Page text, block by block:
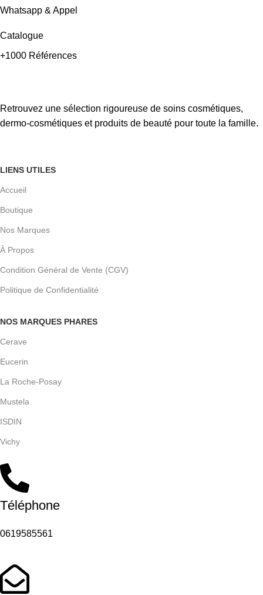
Whatsapp & Appel
Catalogue
+1000 Références
Retrouvez une sélection rigoureuse de soins cosmétiques,
dermo-cosmétiques et produits de beauté pour toute la famille.
LIENS UTILES
Accueil
Boutique
Nos Marques
À Propos
Condition Général de Vente (CGV)
Politique de Confidentialité
NOS MARQUES PHARES
Cerave
Eucerin
La Roche-Posay
Mustela
ISDIN
Vichy
Téléphone
0619585561